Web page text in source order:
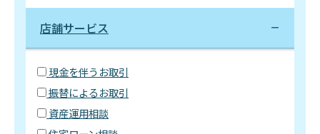
店舗サービス
現金を伴うお取引
振替によるお取引
資産運用相談